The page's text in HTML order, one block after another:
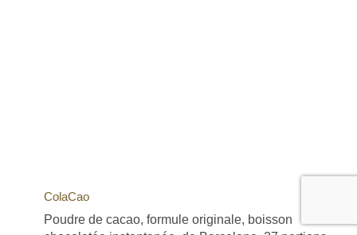
ColaCao
Poudre de cacao, formule originale, boisson